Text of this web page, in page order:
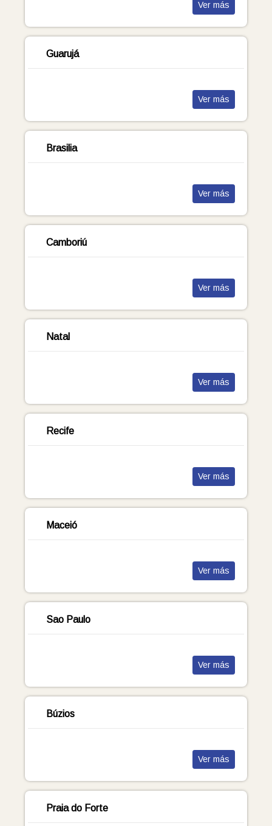
Ver más
Guarujá
Ver más
Brasilia
Ver más
Camboriú
Ver más
Natal
Ver más
Recife
Ver más
Maceió
Ver más
Sao Paulo
Ver más
Búzios
Ver más
Praia do Forte